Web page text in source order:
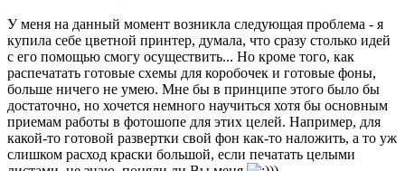
У меня на данный момент возникла следующая проблема - я
купила себе цветной принтер, думала, что сразу столько идей
с его помощью смогу осуществить... Но кроме того, как
распечатать готовые схемы для коробочек и готовые фоны,
больше ничего не умею. Мне бы в принципе этого было бы
достаточно, но хочется немного научиться хотя бы основным
приемам работы в фотошопе для этих целей. Например, для
какой-то готовой развертки свой фон как-то наложить, а то уж
слишком расход краски большой, если печатать целыми